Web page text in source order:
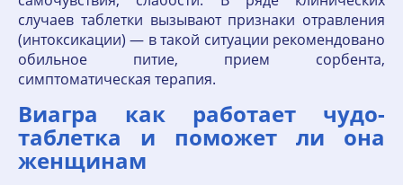
случаев таблетки вызывают признаки отравления
(интоксикации) — в такой ситуации рекомендовано
обильное питие, прием сорбента,
симптоматическая терапия.
Виагра как работает чудо-
таблетка и поможет ли она
женщинам